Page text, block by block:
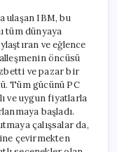
ulaşan IBM, bu
tüm dünyaya
ve eğlence
öncüsü
ve pazar bir
Tüm gücünü PC
ve uygun fiyatlarla
başladı.
çalışsalar da,
çevirmekten